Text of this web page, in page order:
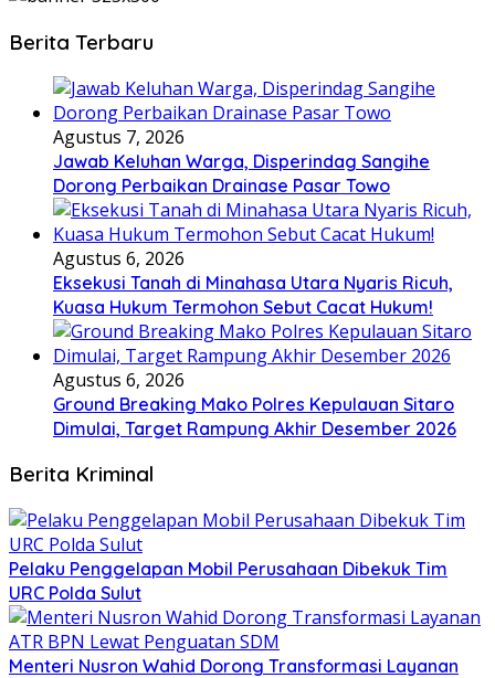
Berita Terbaru
Agustus 7, 2026
Jawab Keluhan Warga, Disperindag Sangihe
Dorong Perbaikan Drainase Pasar Towo
Agustus 6, 2026
Eksekusi Tanah di Minahasa Utara Nyaris Ricuh,
Kuasa Hukum Termohon Sebut Cacat Hukum!
Agustus 6, 2026
Ground Breaking Mako Polres Kepulauan Sitaro
Dimulai, Target Rampung Akhir Desember 2026
Berita Kriminal
​Pelaku Penggelapan Mobil Perusahaan Dibekuk Tim
URC Polda Sulut
​Menteri Nusron Wahid Dorong Transformasi Layanan